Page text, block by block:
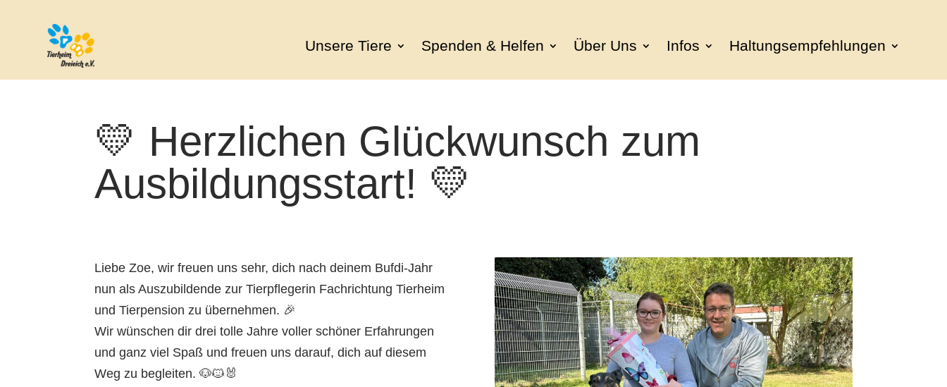
Unsere Tiere Spenden & Helfen Über Uns Infos Haltungsempfehlungen
💛 Herzlichen Glückwunsch zum
Ausbildungsstart! 💛
Liebe Zoe, wir freuen uns sehr, dich nach deinem Bufdi-Jahr
nun als Auszubildende zur Tierpflegerin Fachrichtung Tierheim
und Tierpension zu übernehmen. 🎉
Wir wünschen dir drei tolle Jahre voller schöner Erfahrungen
und ganz viel Spaß und freuen uns darauf, dich auf diesem
Weg zu begleiten. 🐶🐱🐰